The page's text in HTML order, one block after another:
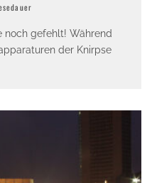
noch gefehlt! Während
der Knirpse